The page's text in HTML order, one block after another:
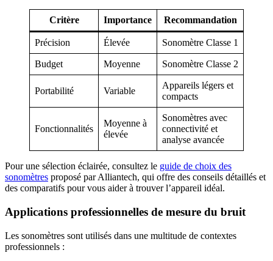
Critère Importance Recommandation
Précision Élevée Sonomètre Classe 1
Budget Moyenne Sonomètre Classe 2
Portabilité Variable
Appareils légers et
compacts
Fonctionnalités
Moyenne à
élevée
Sonomètres avec
connectivité et
analyse avancée
Pour une sélection éclairée, consultez le guide de choix des
sonomètres proposé par Alliantech, qui offre des conseils détaillés et
des comparatifs pour vous aider à trouver l’appareil idéal.
Applications professionnelles de mesure du bruit
Les sonomètres sont utilisés dans une multitude de contextes
professionnels :